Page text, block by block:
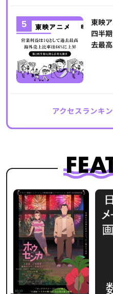
東映
四半
去最
アクセスランキ